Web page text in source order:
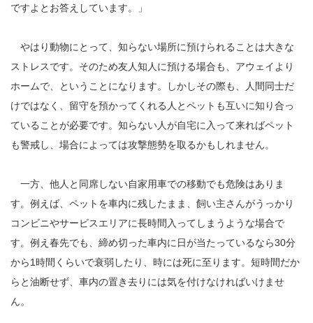
ですよとお答えしています。」
やはり動物にとって、知らない場所に預けられることは大きな
ストレスです。そのため友人知人に預ける場合も、アウェイより
ホームで、ということになります。しかしその際も、人間同士だ
けではなく、留守を預かってくれる人とペットも互いに知り合っ
ていることが必要です。知らない人が自宅に入って来ればペット
も警戒し、場合によっては攻撃態勢を取るかもしれません。
一方、他人と同席しない自家用車での移動でも危険はありま
す。例えば、ペットを車内に残したまま、飼い主さんがうっかり
コンビニやサービスエリアに長時間入ってしまうような場合で
す。例え春先でも、締め切った車内に日が当たっているなら30分
から1時間くらいで衰弱したり、時には死に至ります。短時間だか
らと油断せず、車内の置き去りには気を付けなければいけませ
ん。